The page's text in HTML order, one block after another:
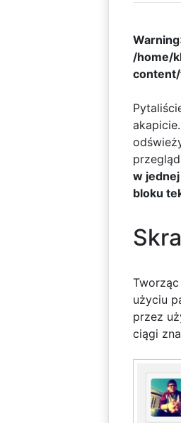
Warning
/home/
w
bloku
użyciu
przez
ciągi